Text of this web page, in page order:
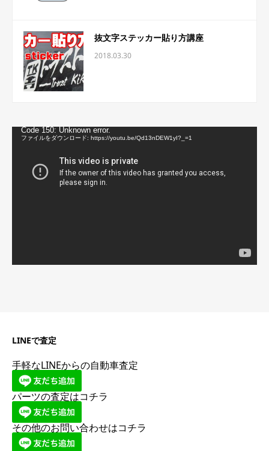
抜文字ステッカー貼り方講座
2018.03.30
動Code 150: Unknown error.
ファイルをダウンロード: https://youtu.be/Qd13nDEW1yI?_=1
LINEで査定
手軽なLINEからの自動車査定
パーツの査定はコチラ
その他のお問い合わせはコチラ